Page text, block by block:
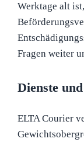
Werktage alt
Fragen weiter
Dienste
ELTA Courier